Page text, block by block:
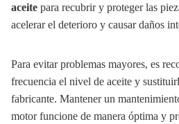
aceite para recubrir y proteger las
acelerar el deterioro y causar daños
Para evitar problemas mayores, es
frecuencia el nivel de aceite y
fabricante. Mantener un
motor funcione de manera óptima y